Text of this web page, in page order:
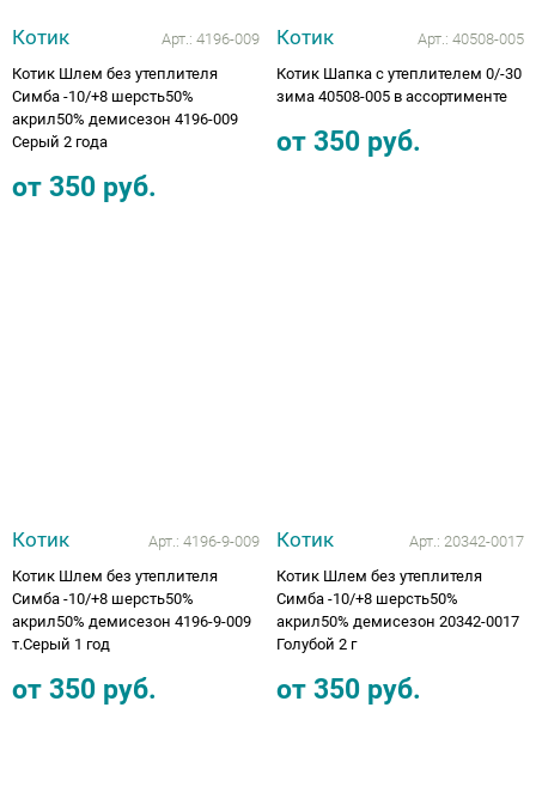
Котик Арт.: 4196-009
Котик Шлем без утеплителя
Симба -10/+8 шерсть50%
акрил50% демисезон 4196-009
Серый 2 года
от 350 руб.
Котик Арт.: 40508-005
Котик Шапка с утеплителем 0/-30
зима 40508-005 в ассортименте
от 350 руб.
Котик Арт.: 4196-9-009
Котик Шлем без утеплителя
Симба -10/+8 шерсть50%
акрил50% демисезон 4196-9-009
т.Серый 1 год
от 350 руб.
Котик Арт.: 20342-0017
Котик Шлем без утеплителя
Симба -10/+8 шерсть50%
акрил50% демисезон 20342-0017
Голубой 2 г
от 350 руб.